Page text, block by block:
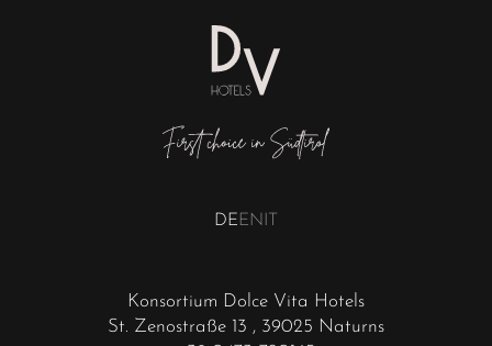
Konsortium Dolce Vita Hotels
St. Zenostraße 13 , 39025 Naturns
DEEN